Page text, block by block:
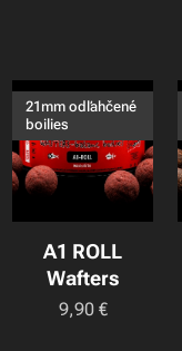
A1 ROLL
Wafters
21mm odľahčené
boilies
9,90€